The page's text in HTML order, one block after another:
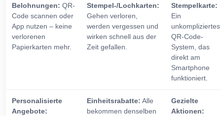
Belohnungen: QR-
Code scannen oder
App nutzen – keine
verlorenen
Papierkarten mehr.
Stempel-/Lochkarten:
Gehen verloren,
werden vergessen und
wirken schnell aus der
Zeit gefallen.
Stempelkarte:
Ein
unkompliziertes
QR-Code-
System, das
direkt am
Smartphone
funktioniert.
Personalisierte
Angebote:
Einheitsrabatte: Alle
bekommen denselben
Gezielte
Aktionen: